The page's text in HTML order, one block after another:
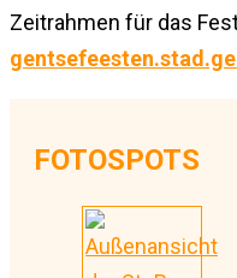
Zeitrahmen für das
FOTOSPOTS